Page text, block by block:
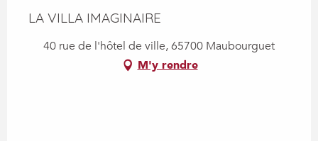
LA VILLA IMAGINAIRE
40 rue de l'hôtel de ville, 65700 Maubourguet
M'y rendre